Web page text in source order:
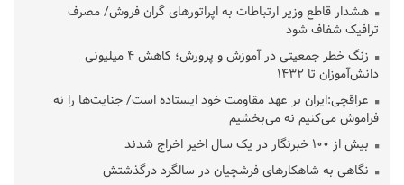
هشدار قاطع وزیر ارتباطات به اپراتورهای گران فروش/ مصرف
ترافیک شفاف شود
زنگ خطر جمعیتی در آموزش و پرورش؛ کاهش ۴ میلیونی
دانش‌آموزان تا ۱۴۳۲
عراقچی:ایران بر عهد مقاومت خود ایستاده است/ جنایت‌ها را نه
فراموش می‌کنیم نه می‌بخشیم
بیش از ۱۰۰ خبرنگار در یک سال اخیر اخراج شدند
نگاهی به شاهکارهای فرشچیان در سالگرد درگذشتش